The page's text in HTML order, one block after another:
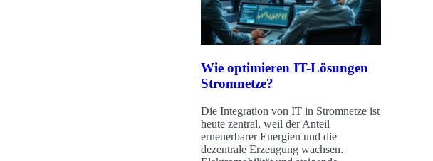
Wie optimieren IT-Lösungen
Stromnetze?
Die Integration von IT in Stromnetze ist
heute zentral, weil der Anteil
erneuerbarer Energien und die
dezentrale Erzeugung wachsen.